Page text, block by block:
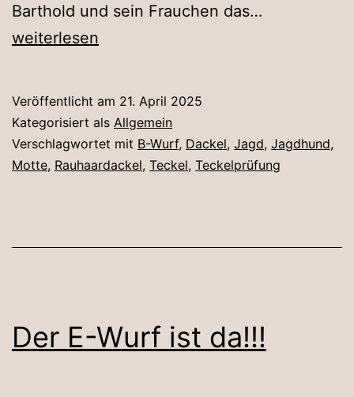
Barthold und sein Frauchen das…
weiterlesen
Veröffentlicht am 21. April 2025
Kategorisiert als Allgemein
Verschlagwortet mit B-Wurf, Dackel, Jagd, Jagdhund,
Motte, Rauhaardackel, Teckel, Teckelprüfung
Der E-Wurf ist da!!!